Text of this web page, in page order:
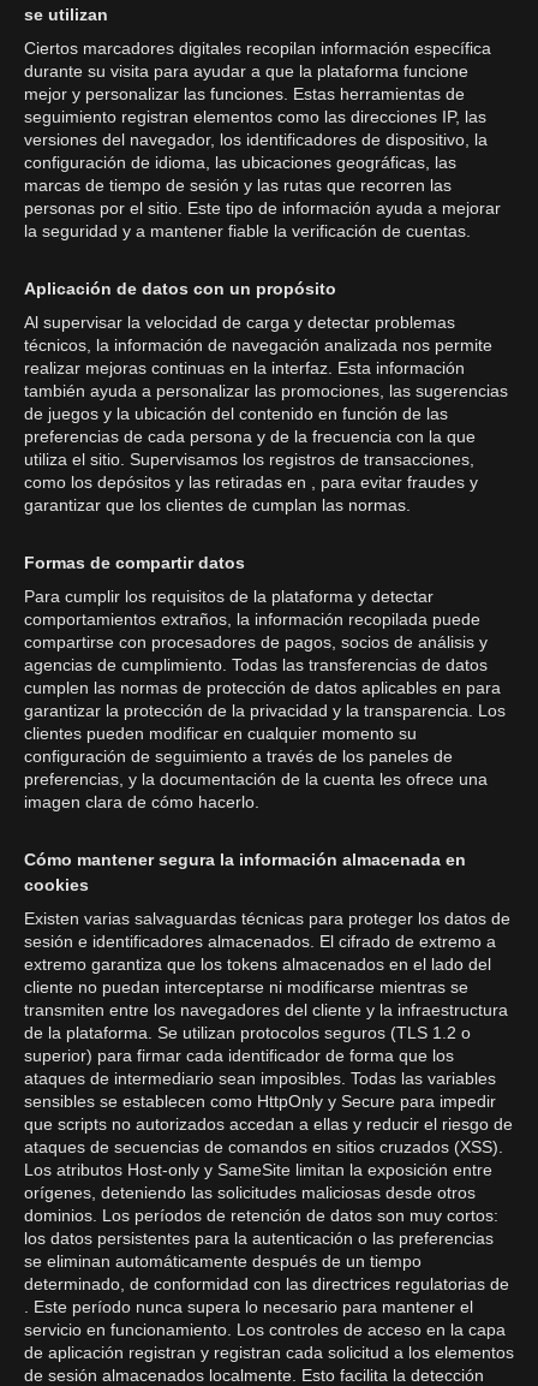
se utilizan
Ciertos marcadores digitales recopilan información específica
durante su visita para ayudar a que la plataforma funcione
mejor y personalizar las funciones. Estas herramientas de
seguimiento registran elementos como las direcciones IP, las
versiones del navegador, los identificadores de dispositivo, la
configuración de idioma, las ubicaciones geográficas, las
marcas de tiempo de sesión y las rutas que recorren las
personas por el sitio. Este tipo de información ayuda a mejorar
la seguridad y a mantener fiable la verificación de cuentas.
Aplicación de datos con un propósito
Al supervisar la velocidad de carga y detectar problemas
técnicos, la información de navegación analizada nos permite
realizar mejoras continuas en la interfaz. Esta información
también ayuda a personalizar las promociones, las sugerencias
de juegos y la ubicación del contenido en función de las
preferencias de cada persona y de la frecuencia con la que
utiliza el sitio. Supervisamos los registros de transacciones,
como los depósitos y las retiradas en , para evitar fraudes y
garantizar que los clientes de cumplan las normas.
Formas de compartir datos
Para cumplir los requisitos de la plataforma y detectar
comportamientos extraños, la información recopilada puede
compartirse con procesadores de pagos, socios de análisis y
agencias de cumplimiento. Todas las transferencias de datos
cumplen las normas de protección de datos aplicables en para
garantizar la protección de la privacidad y la transparencia. Los
clientes pueden modificar en cualquier momento su
configuración de seguimiento a través de los paneles de
preferencias, y la documentación de la cuenta les ofrece una
imagen clara de cómo hacerlo.
Cómo mantener segura la información almacenada en
cookies
Existen varias salvaguardas técnicas para proteger los datos de
sesión e identificadores almacenados. El cifrado de extremo a
extremo garantiza que los tokens almacenados en el lado del
cliente no puedan interceptarse ni modificarse mientras se
transmiten entre los navegadores del cliente y la infraestructura
de la plataforma. Se utilizan protocolos seguros (TLS 1.2 o
superior) para firmar cada identificador de forma que los
ataques de intermediario sean imposibles. Todas las variables
sensibles se establecen como HttpOnly y Secure para impedir
que scripts no autorizados accedan a ellas y reducir el riesgo de
ataques de secuencias de comandos en sitios cruzados (XSS).
Los atributos Host-only y SameSite limitan la exposición entre
orígenes, deteniendo las solicitudes maliciosas desde otros
dominios. Los períodos de retención de datos son muy cortos:
los datos persistentes para la autenticación o las preferencias
se eliminan automáticamente después de un tiempo
determinado, de conformidad con las directrices regulatorias de
. Este período nunca supera lo necesario para mantener el
servicio en funcionamiento. Los controles de acceso en la capa
de aplicación registran y registran cada solicitud a los elementos
de sesión almacenados localmente. Esto facilita la detección